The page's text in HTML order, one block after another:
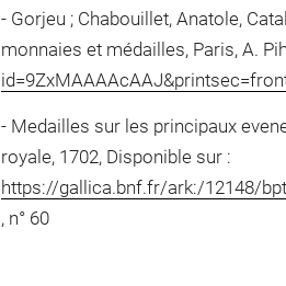
Gorjeu ; Chabouillet, Anatole,
monnaies et médailles, Paris, A.
Medailles sur les principaux
royale, 1702, Disponible sur :
https://gallica.bnf.fr/ark:/12148/
, n° 60